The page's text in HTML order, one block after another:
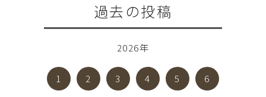
過去の投稿
2026年
1 2 3 4 5 6